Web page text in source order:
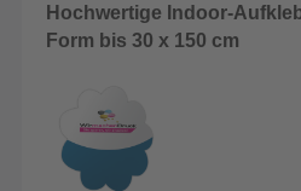
Hochwertige Indoor-
Form bis 30 x 150 cm